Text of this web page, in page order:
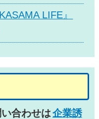
LIFE』
合わせは企業誘